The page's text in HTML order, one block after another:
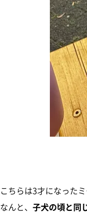
こちらは3才になった
なんと、 子犬の頃と同